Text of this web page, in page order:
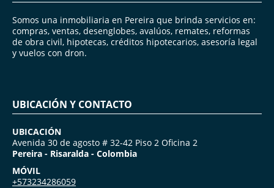
Somos una inmobiliaria en Pereira que brinda servicios en:
compras, ventas, desenglobes, avalúos, remates, reformas
de obra civil, hipotecas, créditos hipotecarios, asesoría legal
y vuelos con dron.
UBICACIÓN Y CONTACTO
UBICACIÓN
Avenida 30 de agosto # 32-42 Piso 2 Oficina 2
Pereira - Risaralda - Colombia
MÓVIL
+573234286059